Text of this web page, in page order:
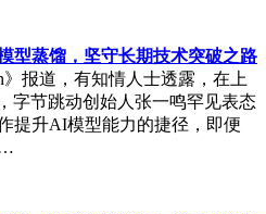
型蒸馏，坚守长期技术突破之路
》报道，有知情人士透露，在上
字节跳动创始人张一鸣罕见表态
提升AI模型能力的捷径，即便
…